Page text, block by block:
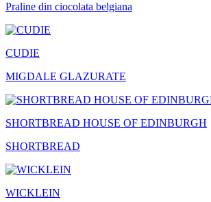
Praline din ciocolata belgiana
CUDIE
MIGDALE GLAZURATE
SHORTBREAD HOUSE OF EDINBURGH
SHORTBREAD
WICKLEIN